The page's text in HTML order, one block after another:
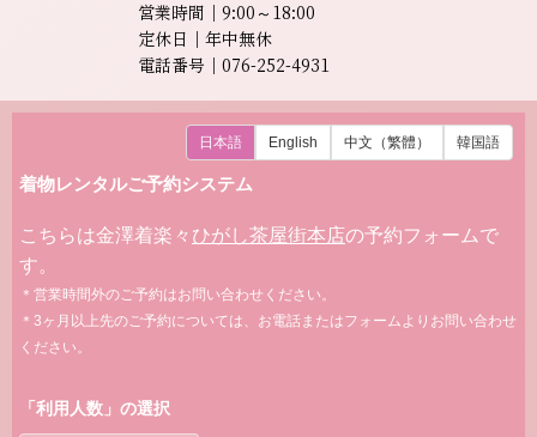
営業時間｜9:00～18:00
定休日｜年中無休
電話番号｜076-252-4931